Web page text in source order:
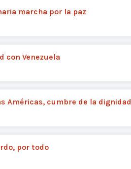
marcha por la paz
con Venezuela
Américas, cumbre de la dignidad
por todo